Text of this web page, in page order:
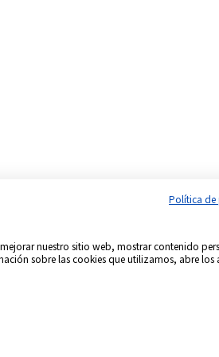
Política de
nuestro sitio web, mostrar contenido
sobre las cookies que utilizamos, abre los